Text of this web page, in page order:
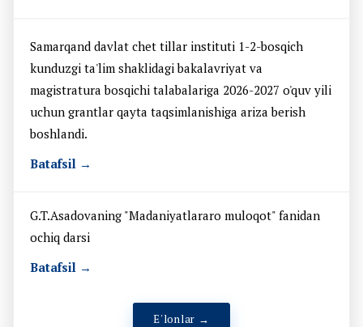
Samarqand davlat chet tillar instituti 1-2-bosqich
kunduzgi ta'lim shaklidagi bakalavriyat va
magistratura bosqichi talabalariga 2026-2027 o'quv yili
uchun grantlar qayta taqsimlanishiga ariza berish
boshlandi.
Batafsil →
G.T.Asadovaning "Madaniyatlararo muloqot" fanidan
ochiq darsi
Batafsil →
E'lonlar →